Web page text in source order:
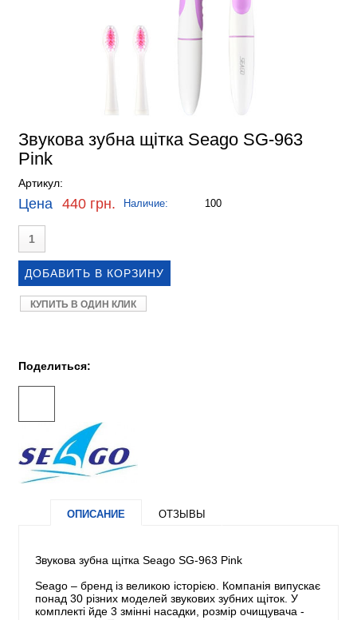
Звукова зубна щітка Seago SG-963
Pink
Артикул:
Цена 440 грн. Наличие: 100
КУПИТЬ В ОДИН КЛИК
Поделиться:
ОПИСАНИЕ ОТЗЫВЫ
Звукова зубна щітка Seago SG-963 Pink
Seago – бренд із великою історією. Компанія випускає
понад 30 різних моделей звукових зубних щіток. У
комплекті йде 3 змінні насадки, розмір очищувача -